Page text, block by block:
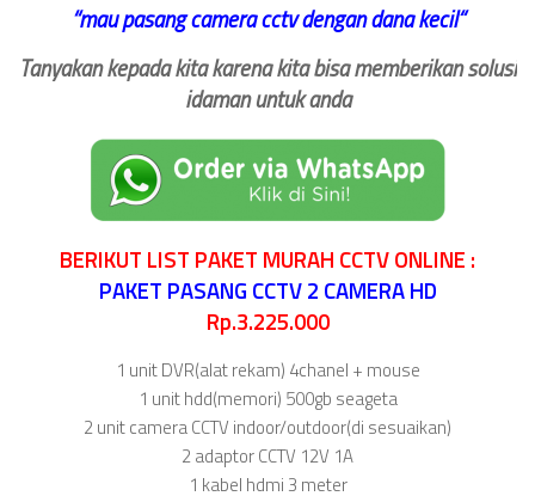
‘‘mau pasang camera cctv dengan dana kecil“
Tanyakan kepada kita karena kita bisa memberikan solusi
idaman untuk anda
BERIKUT LIST PAKET MURAH CCTV ONLINE :
PAKET PASANG CCTV 2 CAMERA HD
Rp.3.225.000
1 unit DVR(alat rekam) 4chanel + mouse
1 unit hdd(memori) 500gb seageta
2 unit camera CCTV indoor/outdoor(di sesuaikan)
2 adaptor CCTV 12V 1A
1 kabel hdmi 3 meter